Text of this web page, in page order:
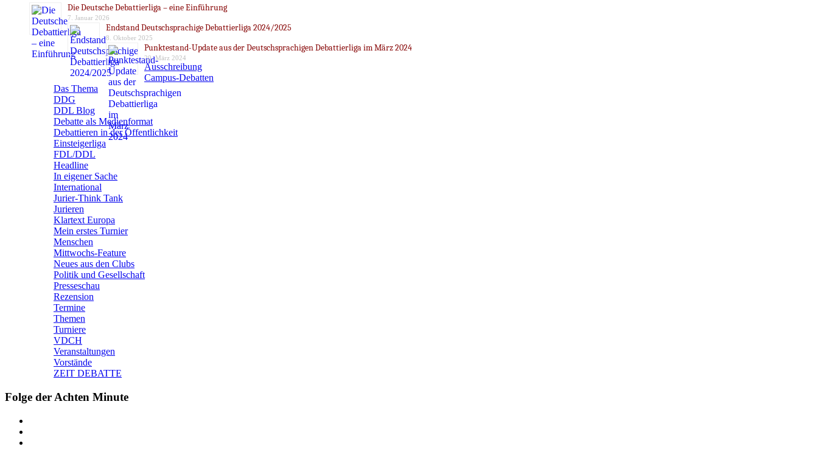
Die Deutsche Debattierliga – eine Einführung
7. Januar 2026
Endstand Deutschsprachige Debattierliga 2024/2025
8. Oktober 2025
Punktestand-Update aus der Deutschsprachigen Debattierliga im März 2024
20. März 2024
Ausschreibung
Campus-Debatten
Das Thema
DDG
DDL Blog
Debatte als Medienformat
Debattieren in der Öffentlichkeit
Einsteigerliga
FDL/DDL
Headline
In eigener Sache
International
Jurier-Think Tank
Jurieren
Klartext Europa
Mein erstes Turnier
Menschen
Mittwochs-Feature
Neues aus den Clubs
Politik und Gesellschaft
Presseschau
Rezension
Termine
Themen
Turniere
VDCH
Veranstaltungen
Vorstände
ZEIT DEBATTE
Folge der Achten Minute